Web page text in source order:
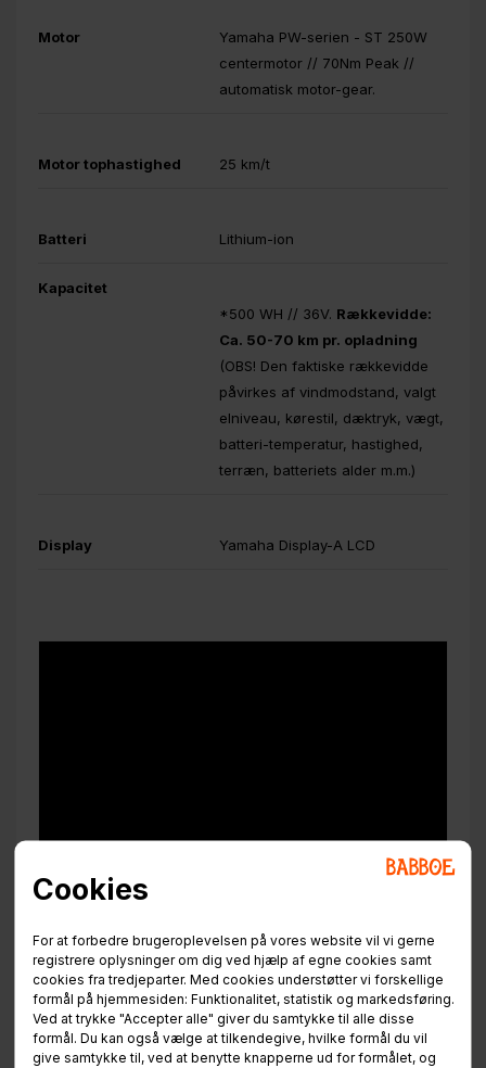
Cookies
For at forbedre brugeroplevelsen på vores website vil vi gerne
registrere oplysninger om dig ved hjælp af egne cookies samt
cookies fra tredjeparter. Med cookies understøtter vi forskellige
formål på hjemmesiden: Funktionalitet, statistik og markedsføring.
Ved at trykke "Accepter alle" giver du samtykke til alle disse
formål. Du kan også vælge at tilkendegive, hvilke formål du vil
give samtykke til, ved at benytte knapperne ud for formålet, og
Motor
Yamaha PW-serien - ST 250W
centermotor // 70Nm Peak //
automatisk motor-gear.
Motor tophastighed 25 km/t
Batteri Lithium-ion
Kapacitet
*500 WH // 36V. Rækkevidde:
Ca. 50-70 km pr. opladning
(OBS! Den faktiske rækkevidde
påvirkes af vindmodstand, valgt
elniveau, kørestil, dæktryk, vægt,
batteri-temperatur, hastighed,
terræn, batteriets alder m.m.)
Display Yamaha Display-A LCD